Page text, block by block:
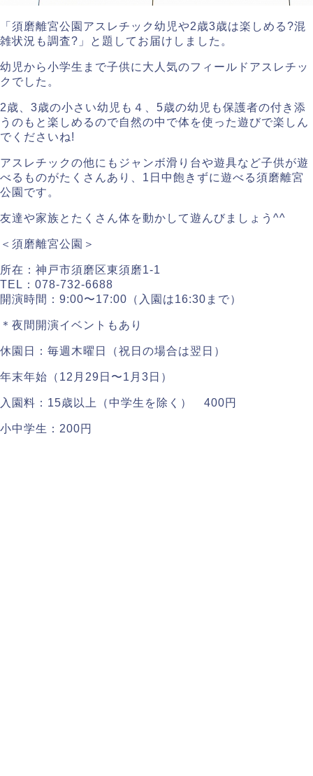
「須磨離宮公園アスレチック幼児や2歳3歳は楽しめる?混
雑状況も調査?」と題してお届けしました。
幼児から小学生まで子供に大人気のフィールドアスレチッ
クでした。
2歳、3歳の小さい幼児も４、5歳の幼児も保護者の付き添
うのもと楽しめるので自然の中で体を使った遊びで楽しん
でくださいね!
アスレチックの他にもジャンボ滑り台や遊具など子供が遊
べるものがたくさんあり、1日中飽きずに遊べる須磨離宮
公園です。
友達や家族とたくさん体を動かして遊んびましょう^^
＜須磨離宮公園＞
所在：神戸市須磨区東須磨1-1
TEL：078-732-6688
開演時間：9:00〜17:00（入園は16:30まで）
＊夜間開演イベントもあり
休園日：毎週木曜日（祝日の場合は翌日）
年末年始（12月29日〜1月3日）
入園料：15歳以上（中学生を除く） 400円
小中学生：200円